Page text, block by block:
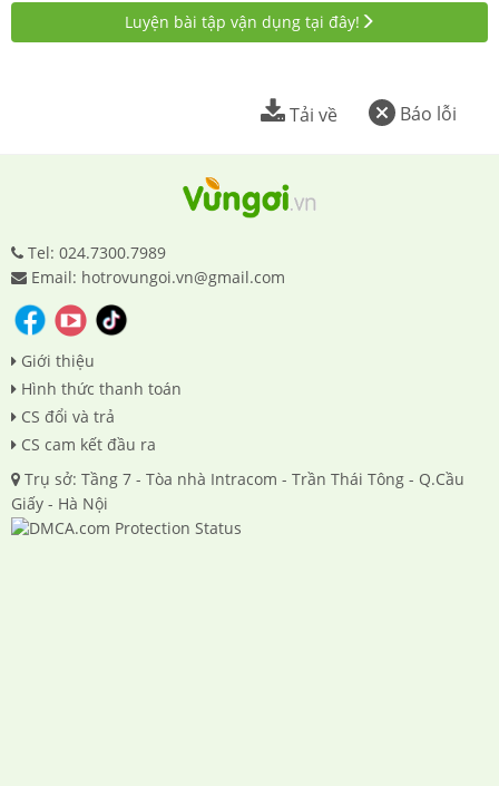
Luyện bài tập vận dụng tại đây!
Báo lỗi
Tải về
Tel: 024.7300.7989
Email: hotrovungoi.vn@gmail.com
Giới thiệu
Hình thức thanh toán
CS đổi và trả
CS cam kết đầu ra
Trụ sở: Tầng 7 - Tòa nhà Intracom - Trần Thái Tông - Q.Cầu
Giấy - Hà Nội